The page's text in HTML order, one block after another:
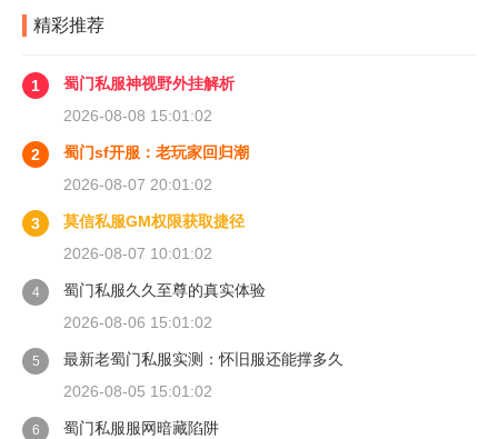
精彩推荐
1
蜀门私服神视野外挂解析
2026-08-08 15:01:02
2
蜀门sf开服：老玩家回归潮
2026-08-07 20:01:02
3
莫信私服GM权限获取捷径
2026-08-07 10:01:02
4
蜀门私服久久至尊的真实体验
2026-08-06 15:01:02
5
最新老蜀门私服实测：怀旧服还能撑多久
2026-08-05 15:01:02
6
蜀门私服服网暗藏陷阱